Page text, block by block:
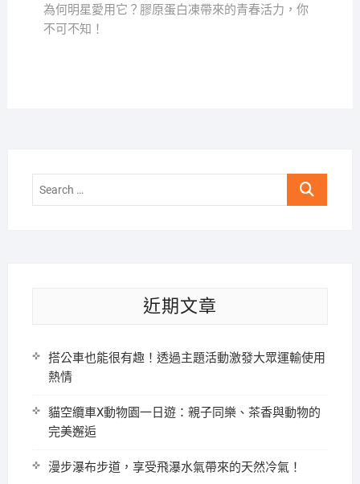
覽 post:
為何明星愛用它？膠原蛋白凍帶來的青春活力，你
不可不知！
Search
近期文章
搭公車也能很有趣！透過主題活動激發大眾運輸使用
熱情
貓空纜車X動物園一日遊：親子同樂、茶香與動物的
完美邂逅
漫步瀑布步道，享受飛瀑水氣帶來的天然冷氣！